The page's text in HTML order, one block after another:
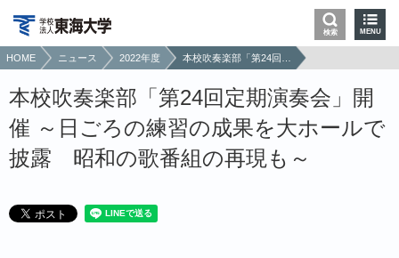
検索 MENU
HOME ニュース 2022年度
本校吹奏楽部「第24回定期演奏会」開
催 ～日ごろの練習の成果を大ホールで
披露 昭和の歌番組の再現も～